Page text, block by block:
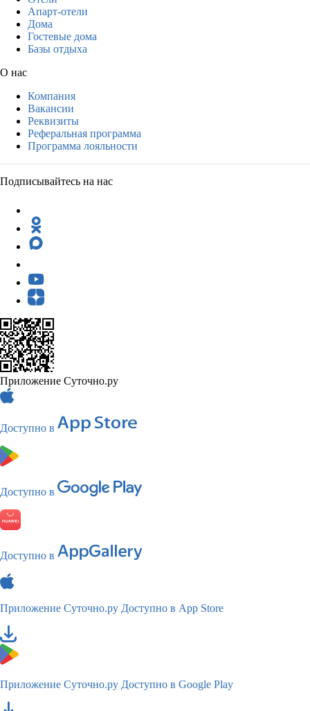
Апарт-отели
Дома
Гостевые дома
Базы отдыха
О нас
Компания
Вакансии
Реквизиты
Реферальная программа
Программа лояльности
Подписывайтесь на нас
Приложение Суточно.ру
Доступно в
Доступно в
Доступно в
Приложение Суточно.ру Доступно в App Store
Приложение Суточно.ру Доступно в Google Play